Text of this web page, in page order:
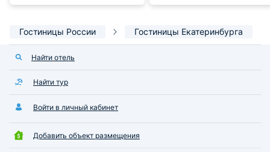
Гостиницы России Гостиницы Екатеринбурга
Найти отель
Найти тур
Войти в личный кабинет
Добавить объект размещения